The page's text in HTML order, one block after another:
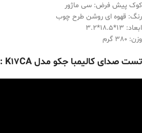
کوک پیش فرض: سی ماژور
رنگ: قهوه ای روشن طرح چوب
ابعاد: 13*18.5*3.2
وزن: 380 گرم
تست صدای کالیمبا جکو مدل K17CA :